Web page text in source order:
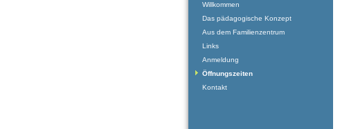
Willkommen
Das pädagogische Konzept
Aus dem Familienzentrum
Links
Anmeldung
Öffnungszeiten
Kontakt